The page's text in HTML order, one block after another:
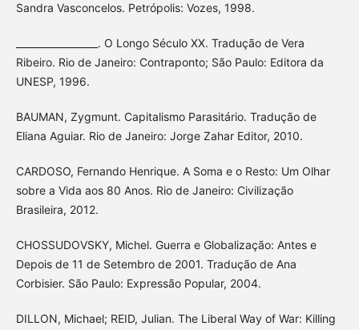
Sandra Vasconcelos. Petrópolis: Vozes, 1998.
_________________. O Longo Século XX. Tradução de Vera
Ribeiro. Rio de Janeiro: Contraponto; São Paulo: Editora da
UNESP, 1996.
BAUMAN, Zygmunt. Capitalismo Parasitário. Tradução de
Eliana Aguiar. Rio de Janeiro: Jorge Zahar Editor, 2010.
CARDOSO, Fernando Henrique. A Soma e o Resto: Um Olhar
sobre a Vida aos 80 Anos. Rio de Janeiro: Civilização
Brasileira, 2012.
CHOSSUDOVSKY, Michel. Guerra e Globalização: Antes e
Depois de 11 de Setembro de 2001. Tradução de Ana
Corbisier. São Paulo: Expressão Popular, 2004.
DILLON, Michael; REID, Julian. The Liberal Way of War: Killing